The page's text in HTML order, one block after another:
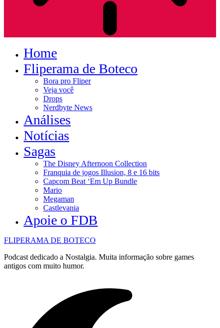
Home
Fliperama de Boteco
Bora pro Fliper
Veja você
Drops
Nerdbyte News
Análises
Notícias
Sagas
The Disney Afternoon Collection
Franquia de jogos Illusion, 8 e 16 bits
Capcom Beat ‘Em Up Bundle
Mario
Megaman
Castlevania
Apoie o FDB
FLIPERAMA DE BOTECO
Podcast dedicado a Nostalgia. Muita informação sobre games
antigos com muito humor.